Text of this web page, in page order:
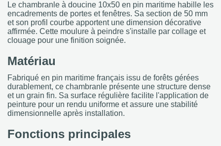
Le chambranle à doucine 10x50 en pin maritime habille les
encadrements de portes et fenêtres. Sa section de 50 mm
et son profil courbe apportent une dimension décorative
affirmée. Cette moulure à peindre s'installe par collage et
clouage pour une finition soignée.
Matériau
Fabriqué en pin maritime français issu de forêts gérées
durablement, ce chambranle présente une structure dense
et un grain fin. Sa surface régulière facilite l'application de
peinture pour un rendu uniforme et assure une stabilité
dimensionnelle après installation.
Fonctions principales